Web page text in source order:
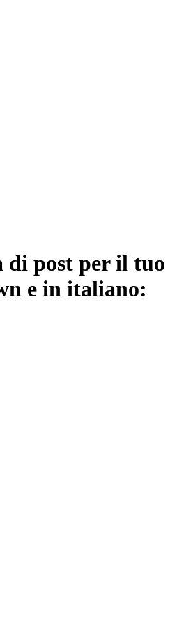
di post per il
e in italiano: